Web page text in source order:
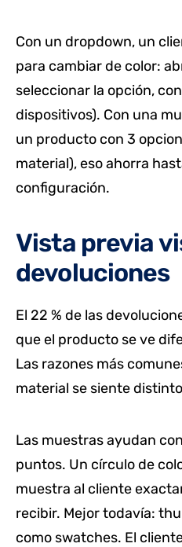
Con un dropdown, un
para cambiar de color:
seleccionar la opción,
dispositivos). Con una
un producto con 3
material), eso ahorra
configuración.
Vista previa
devoluciones
El 22 % de las
que el producto se ve
Las razones más
material se siente
Las muestras ayudan
puntos. Un círculo de
muestra al cliente
recibir. Mejor todavía:
como swatches. El